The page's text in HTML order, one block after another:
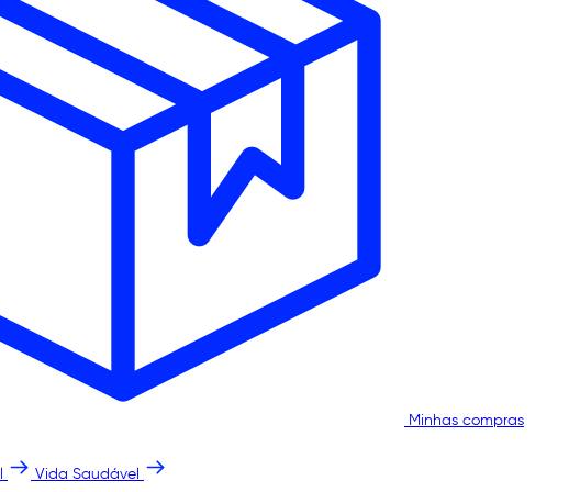
Minhas compras
Vida Saudável